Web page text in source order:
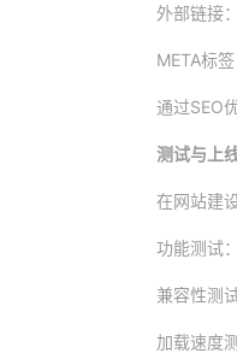
外部链接
META标
通过SEO
测试与上
在网站建
功能测试
兼容性测
加载速度